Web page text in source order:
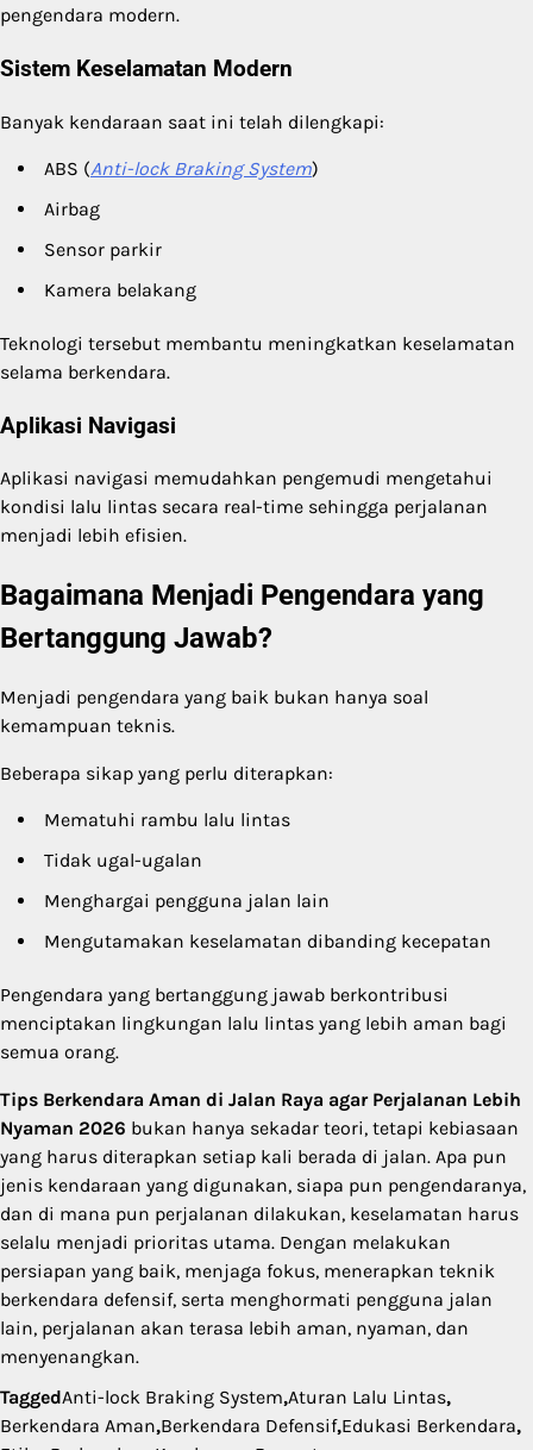
pengendara modern.
Sistem Keselamatan Modern
Banyak kendaraan saat ini telah dilengkapi:
ABS (Anti-lock Braking System)
Airbag
Sensor parkir
Kamera belakang
Teknologi tersebut membantu meningkatkan keselamatan
selama berkendara.
Aplikasi Navigasi
Aplikasi navigasi memudahkan pengemudi mengetahui
kondisi lalu lintas secara real-time sehingga perjalanan
menjadi lebih efisien.
Bagaimana Menjadi Pengendara yang
Bertanggung Jawab?
Menjadi pengendara yang baik bukan hanya soal
kemampuan teknis.
Beberapa sikap yang perlu diterapkan:
Mematuhi rambu lalu lintas
Tidak ugal-ugalan
Menghargai pengguna jalan lain
Mengutamakan keselamatan dibanding kecepatan
Pengendara yang bertanggung jawab berkontribusi
menciptakan lingkungan lalu lintas yang lebih aman bagi
semua orang.
Tips Berkendara Aman di Jalan Raya agar Perjalanan Lebih
Nyaman 2026 bukan hanya sekadar teori, tetapi kebiasaan
yang harus diterapkan setiap kali berada di jalan. Apa pun
jenis kendaraan yang digunakan, siapa pun pengendaranya,
dan di mana pun perjalanan dilakukan, keselamatan harus
selalu menjadi prioritas utama. Dengan melakukan
persiapan yang baik, menjaga fokus, menerapkan teknik
berkendara defensif, serta menghormati pengguna jalan
lain, perjalanan akan terasa lebih aman, nyaman, dan
menyenangkan.
TaggedAnti-lock Braking System,Aturan Lalu Lintas,
Berkendara Aman,Berkendara Defensif,Edukasi Berkendara,